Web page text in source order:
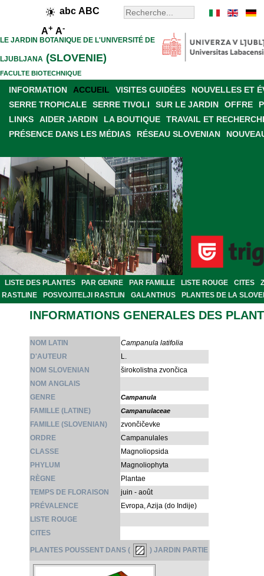
abc ABC
A+ A-
LE JARDIN BOTANIQUE DE L'UNIVERSITÉ DE
LJUBLJANA (SLOVENIE)
FACULTE BIOTECHNIQUE
INFORMATION ACCUEIL VISITES GUIDÉES
NOUVELLES ET
SERRE TROPICALE
SERRE TIVOLI SUR LE JARDIN OFFRE
LINKS
AIDER JARDIN LA BOUTIQUE
TRAVAIL ET
PRÉSENCE DANS LES MÉDIAS
RÉSEAU SLOVENIAN
LISTE DES PLANTES PAR GENRE PAR FAMILLE LISTE ROUGE CITES
RASTLINE
POSVOJITELJI RASTLIN GALANTHUS PLANTES DE LA
INFORMATIONS GENERALES DES
NOM LATIN
Campanula latifolia
D'AUTEUR
L.
NOM SLOVENIAN
širokolistna zvončica
NOM ANGLAIS
GENRE
Campanula
FAMILLE (LATINE) Campanulaceae
FAMILLE (SLOVENIAN)
zvončičevke
ORDRE
Campanulales
CLASSE
Magnoliopsida
PHYLUM
Magnoliophyta
RÈGNE
Plantae
TEMPS DE FLORAISON
juin - août
PRÉVALENCE
Evropa, Azija (do Indije)
LISTE ROUGE
CITES
PLANTES POUSSENT DANS ( ) JARDIN PARTIE